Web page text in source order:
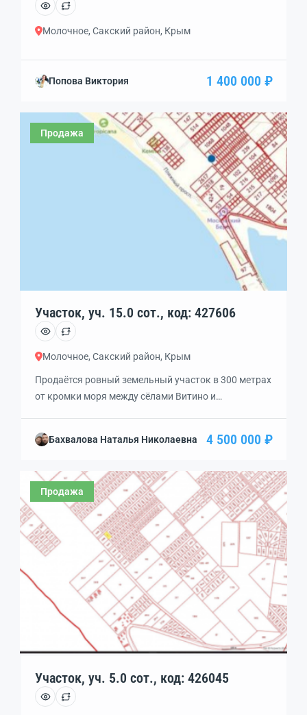
Молочное, Сакский район, Крым
Попова Виктория 1 400 000 ₽
Продажа
Участок, уч. 15.0 сот., код: 427606
Молочное, Сакский район, Крым
Продаётся ровный земельный участок в 300 метрах
от кромки моря между сёлами Витино и
— размещение садовых домов и дачных домов.
РФ. До чистого пляжа с белым песком 2 мин
пешком) Проведено геологическое иследование.
Есть проект гостиницы. Прекрасное прозрачное
море (не […]
Бахвалова Наталья Николаевна 4 500 000 ₽
Продажа
Участок, уч. 5.0 сот., код: 426045